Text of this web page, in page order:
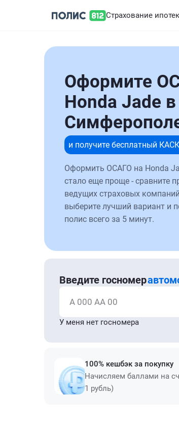
Страхование
Оформите
Honda Jade в
и получите бесплатный
Оформить ОСАГО на Honda
стало еще проще - сравните
ведущих страховых
выберите лучший вариант и
полис всего за 5 минут.
Введите госномер
А 000 АА 00
У меня нет госномера
100% кешбэк за покупку
Начисляем баллами на
1 рубль)